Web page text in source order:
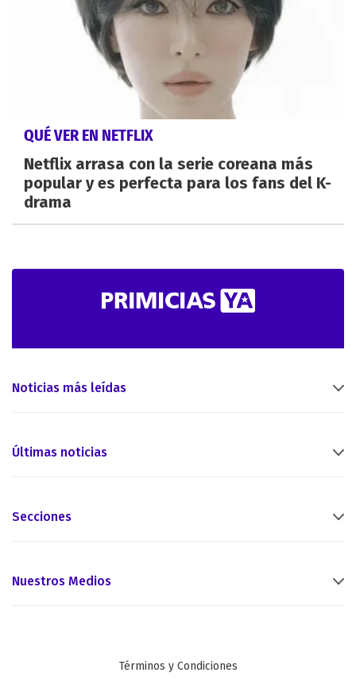
QUÉ VER EN NETFLIX
Netflix arrasa con la serie coreana más
popular y es perfecta para los fans del K-
drama
Noticias más leídas
Últimas noticias
Secciones
Nuestros Medios
Términos y Condiciones